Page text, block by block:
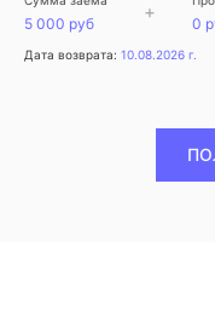
5 000 руб
+
0
Дата возврата: 10.08.2026 г.